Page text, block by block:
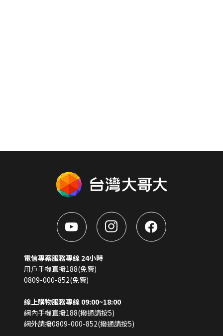
電信專案服務專線 24小時
用戶手機直撥188(免費)
0809-000-852(免費)
線上購物服務專線 09:00~18:00
網內手機直撥188(撥通請按5)
網外請撥0809-000-852(撥通請按5)